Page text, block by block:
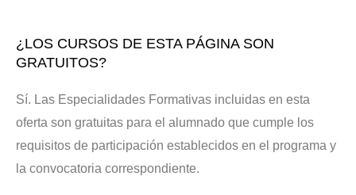
¿LOS CURSOS DE ESTA PÁGINA SON
GRATUITOS?
Sí. Las Especialidades Formativas incluidas en esta
oferta son gratuitas para el alumnado que cumple los
requisitos de participación establecidos en el programa y
la convocatoria correspondiente.